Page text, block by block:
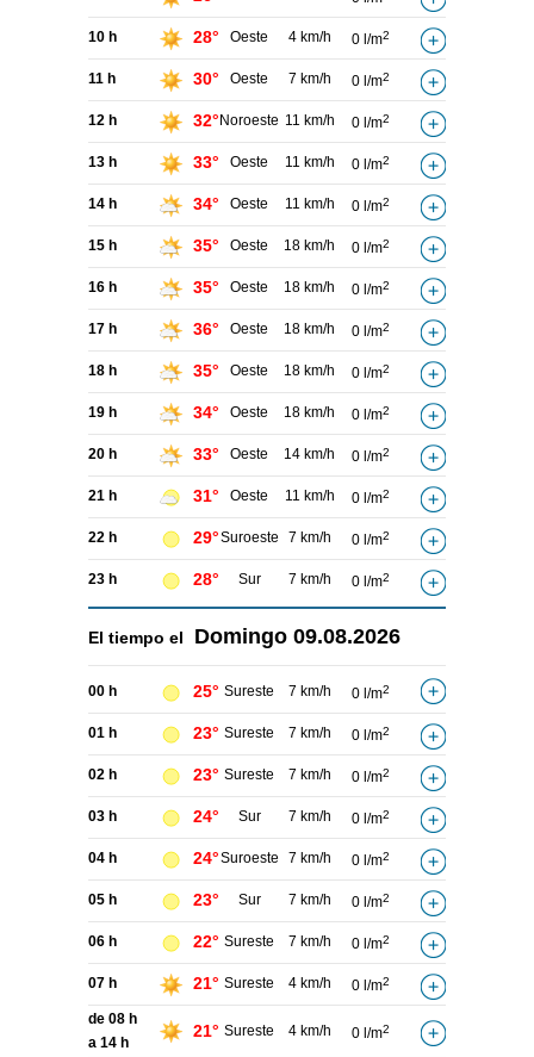
10 h 28° Oeste 4 km/h 0 l/m2
11 h 30° Oeste 7 km/h 0 l/m2
12 h 32° Noroeste 11 km/h 0 l/m2
13 h 33° Oeste 11 km/h 0 l/m2
14 h 34° Oeste 11 km/h 0 l/m2
15 h 35° Oeste 18 km/h 0 l/m2
16 h 35° Oeste 18 km/h 0 l/m2
17 h 36° Oeste 18 km/h 0 l/m2
18 h 35° Oeste 18 km/h 0 l/m2
19 h 34° Oeste 18 km/h 0 l/m2
20 h 33° Oeste 14 km/h 0 l/m2
21 h 31° Oeste 11 km/h 0 l/m2
22 h 29°Suroeste 7 km/h 0 l/m2
23 h 28° Sur 7 km/h 0 l/m2
El tiempo el Domingo 09.08.2026
00 h 25° Sureste 7 km/h 0 l/m2
01 h 23° Sureste 7 km/h 0 l/m2
02 h 23° Sureste 7 km/h 0 l/m2
03 h 24° Sur 7 km/h 0 l/m2
04 h 24°Suroeste 7 km/h 0 l/m2
05 h 23° Sur 7 km/h 0 l/m2
06 h 22° Sureste 7 km/h 0 l/m2
07 h 21° Sureste 4 km/h 0 l/m2
de 08 h
a 14 h
21° Sureste 4 km/h 0 l/m2